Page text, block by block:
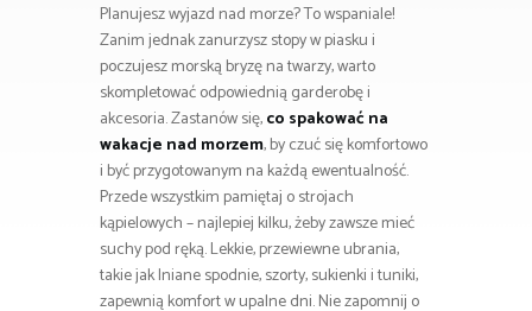
Planujesz wyjazd nad morze? To wspaniale!
Zanim jednak zanurzysz stopy w piasku i
poczujesz morską bryzę na twarzy, warto
skompletować odpowiednią garderobę i
akcesoria. Zastanów się,co spakować na
wakacje nad morzem, by czuć się komfortowo
i być przygotowanym na każdą ewentualność.
Przede wszystkim pamiętaj o strojach
kąpielowych – najlepiej kilku, żeby zawsze mieć
suchy pod ręką. Lekkie, przewiewne ubrania,
takie jak lniane spodnie, szorty, sukienki i tuniki,
zapewnią komfort w upalne dni. Nie zapomnij o